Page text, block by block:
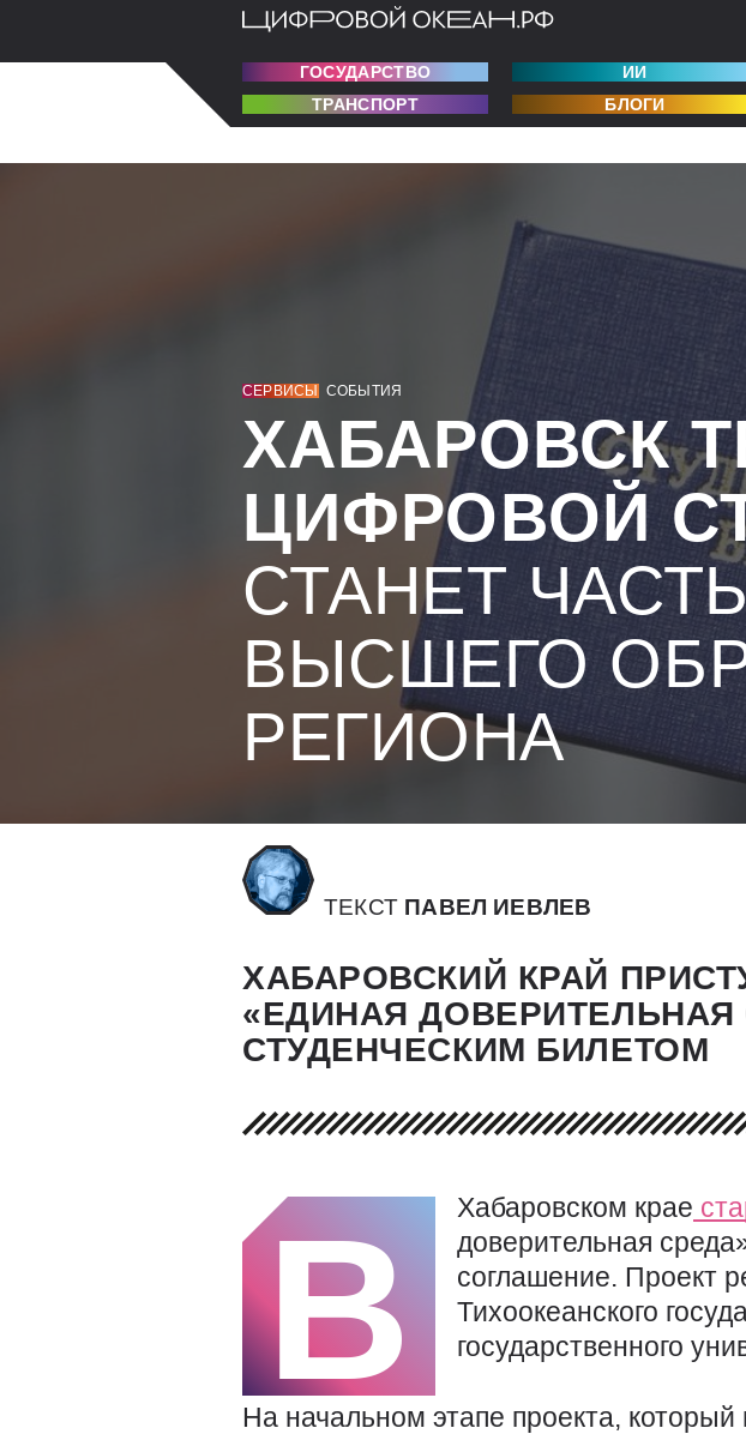
ГОСУДАРСТВО ИИ
ТРАНСПОРТ
БЛОГИ
СЕРВИСЫ СОБЫТИЯ
ХАБАРОВСК
ЦИФРОВОЙ
СТАНЕТ
ВЫСШЕГО
РЕГИОНА
ТЕКСТ ПАВЕЛ ИЕВЛЕВ
ХАБАРОВСКИЙ КРАЙ
«ЕДИНАЯ
СТУДЕНЧЕСКИМ БИЛЕТОМ
В Хабаровском крае
доверительная
соглашение. Проект
Тихоокеанского
государственного
На начальном этапе проекта,